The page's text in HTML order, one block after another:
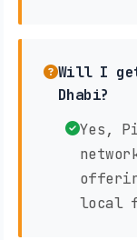
Will I get
Dhabi?
Yes,
local